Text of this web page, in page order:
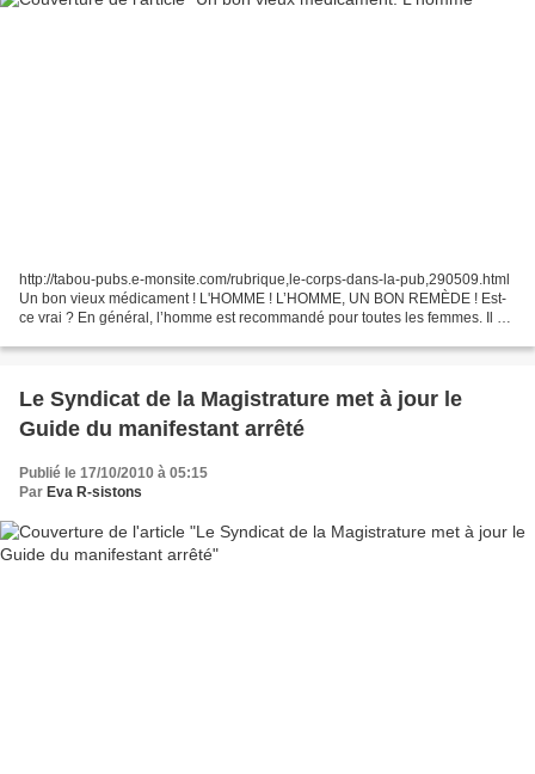
http://tabou-pubs.e-monsite.com/rubrique,le-corps-dans-la-pub,290509.html
Un bon vieux médicament ! L'HOMME ! L’HOMME, UN BON REMÈDE ! Est-
ce vrai ? En général, l’homme est recommandé pour toutes les femmes. Il est
Le Syndicat de la Magistrature met à jour le
Guide du manifestant arrêté
Publié le 17/10/2010 à 05:15
Par Eva R-sistons